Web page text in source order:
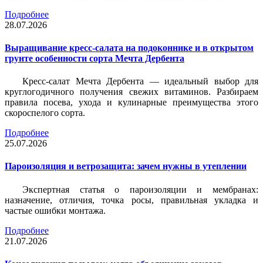
Подробнее
28.07.2026
Выращивание кресс-салата на подоконнике и в открытом
грунте особенности сорта Мечта Дербента
Кресс-салат Мечта Дербента — идеальный выбор для
круглогодичного получения свежих витаминов. Разбираем
правила посева, ухода и кулинарные преимущества этого
скороспелого сорта.
Подробнее
25.07.2026
Пароизоляция и ветрозащита: зачем нужны в утеплении
Экспертная статья о пароизоляции и мембранах:
назначение, отличия, точка росы, правильная укладка и
частые ошибки монтажа.
Подробнее
21.07.2026